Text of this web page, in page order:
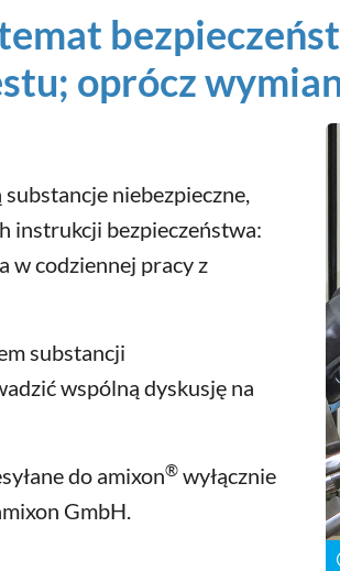
oprócz
niebezpieczne,
instrukcji bezpieczeństwa:
w codziennej pracy z
substancji
wspólną dyskusję na
do amixon® wyłącznie
GmbH.